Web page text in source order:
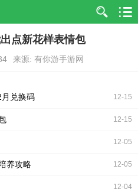
点新花样表情包
来源: 有你游手游网
12-15
兑换码
12-15
12-05
12-05
养攻略
12-04